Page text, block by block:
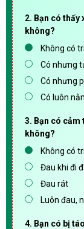
2. Bạn có thấy
không?
Không có
Có nhưng
Có nhưng
Có luôn
3. Bạn có cảm
không?
Không có
Đau khi đi
Đau rát
Luôn đau,
4. Bạn có bị